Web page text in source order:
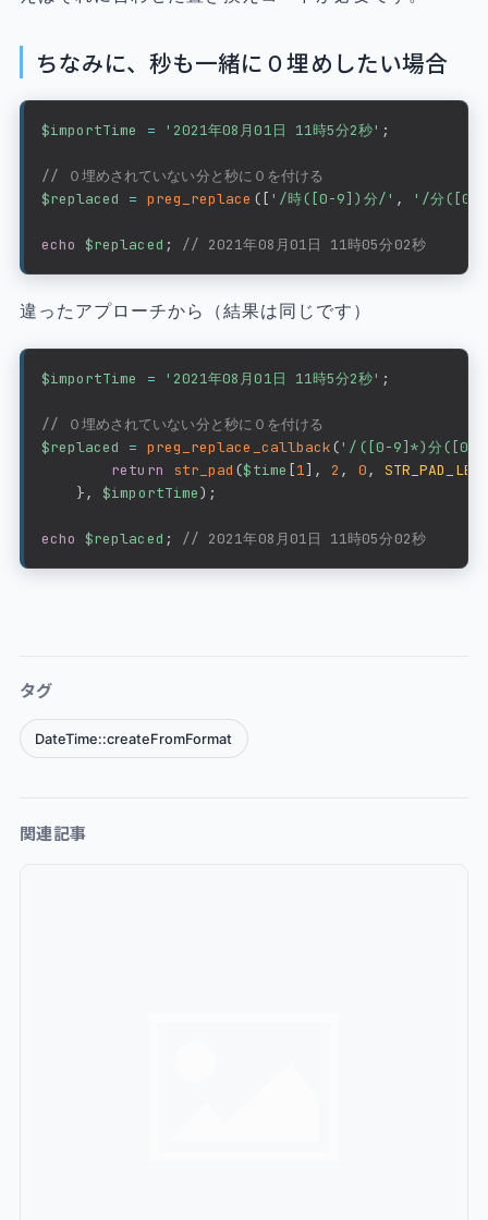
ちなみに、秒も一緒に０埋めしたい場合
$importTime = '2021年08月01日 11時5分2秒' ;
// ０埋めされていない分と秒に０を付ける
$replaced
= preg_replace ( [ '/時([0-9])分/' , '/分([0-
echo $replaced ; // 2021年08月01日 11時05分02秒
違ったアプローチから（結果は同じです）
$importTime = '2021年08月01日 11時5分2秒' ;
// ０埋めされていない分と秒に０を付ける
$replaced
= preg_replace_callback('/([0-9]*)分([0-
return
str_pad ($time [1] , 2 , 0,
}, $importTime) ;
echo $replaced ; // 2021年08月01日 11時05分02秒
タグ
DateTime::createFromFormat
関連記事